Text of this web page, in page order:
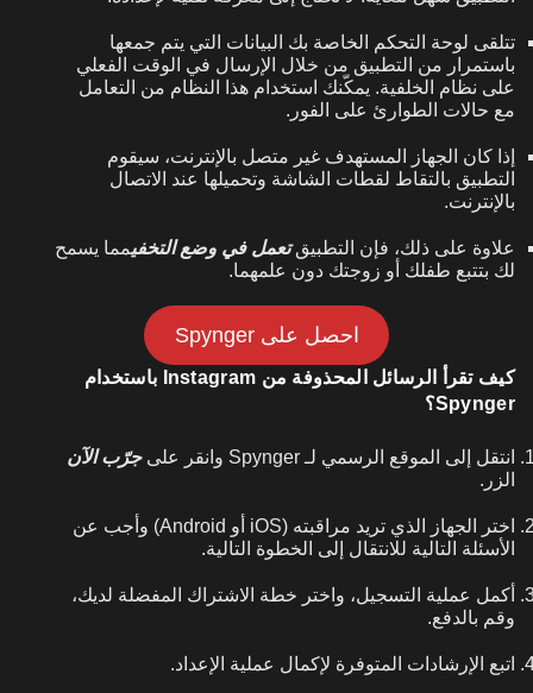
تتلقى لوحة التحكم الخاصة بك البيانات التي يتم جمعها
باستمرار من التطبيق من خلال الإرسال في الوقت الفعلي
على نظام الخلفية. يمكّنك استخدام هذا النظام من التعامل
مع حالات الطوارئ على الفور.
إذا كان الجهاز المستهدف غير متصل بالإنترنت، سيقوم
التطبيق بالتقاط لقطات الشاشة وتحميلها عند الاتصال
بالإنترنت.
علاوة على ذلك، فإن التطبيقتعمل في وضع التخفيمما يسمح
لك بتتبع طفلك أو زوجتك دون علمهما.
احصل على Spynger
كيف تقرأ الرسائل المحذوفة من Instagram باستخدام
Spynger؟
انتقل إلى الموقع الرسمي لـ Spynger وانقر على
جرّب الآن
الزر.
اختر الجهاز الذي تريد مراقبته (iOS أو Android) وأجب عن
الأسئلة التالية للانتقال إلى الخطوة التالية.
أكمل عملية التسجيل، واختر خطة الاشتراك المفضلة لديك،
وقم بالدفع.
اتبع الإرشادات المتوفرة لإكمال عملية الإعداد.